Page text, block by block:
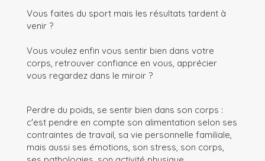
Vous faites du sport mais les résultats tardent à
venir ?
Vous voulez enfin vous sentir bien dans votre
corps, retrouver confiance en vous, apprécier
vous regardez dans le miroir ?
Perdre du poids, se sentir bien dans son corps :
c'est pendre en compte son alimentation selon ses
contraintes de travail, sa vie personnelle familiale,
mais aussi ses émotions, son stress, son corps,